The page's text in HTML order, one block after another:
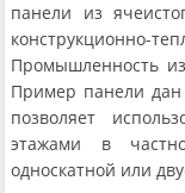
панели из
Промышленность
Пример панели
позволяет
этажами в
односкатной или